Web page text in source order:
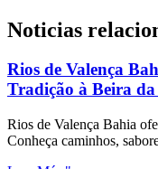
Noticias
Rios de Valença
Tradição à Beira
Rios de Valença Bahia
Conheça caminhos,